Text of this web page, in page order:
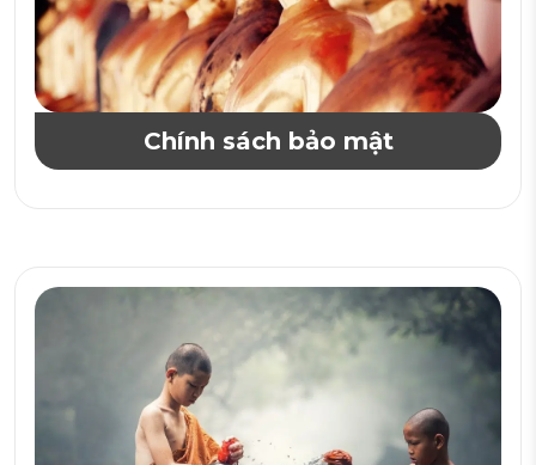
Chính sách bảo mật